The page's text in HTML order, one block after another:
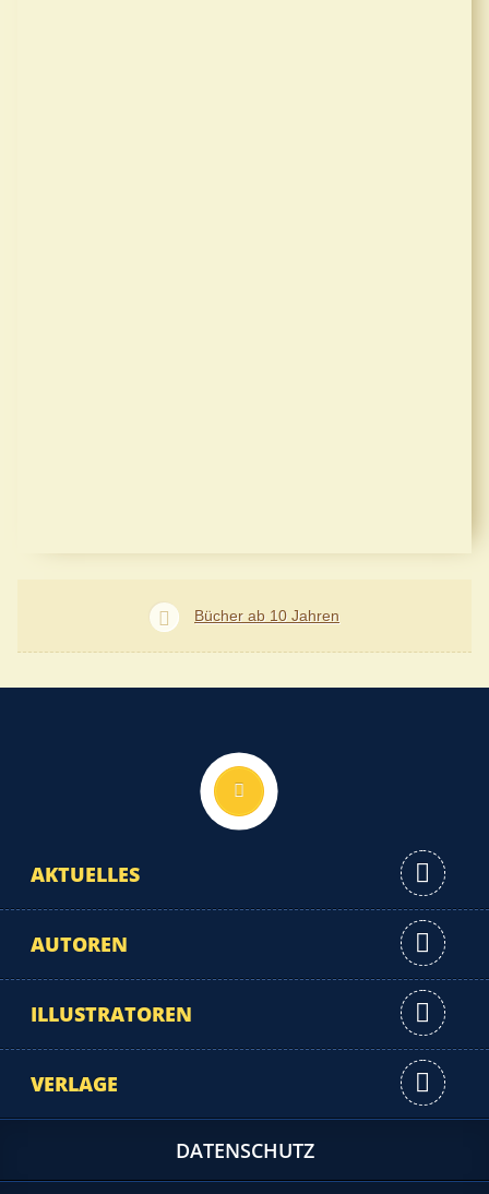
Bücher ab 10 Jahren
AKTUELLES
AUTOREN
ILLUSTRATOREN
VERLAGE
DATENSCHUTZ